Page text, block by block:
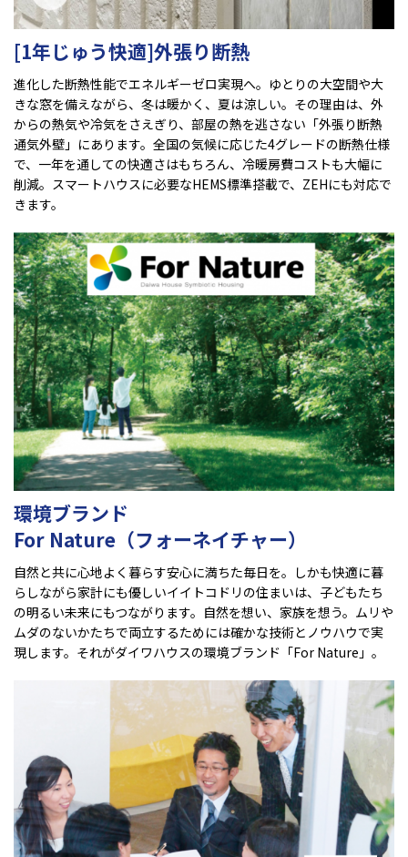
[1年じゅう快適]外張り断熱
進化した断熱性能でエネルギーゼロ実現へ。ゆとりの大空間や大
きな窓を備えながら、冬は暖かく、夏は涼しい。その理由は、外
からの熱気や冷気をさえぎり、部屋の熱を逃さない「外張り断熱
通気外壁」にあります。全国の気候に応じた4グレードの断熱仕様
で、一年を通しての快適さはもちろん、冷暖房費コストも大幅に
削減。スマートハウスに必要なHEMS標準搭載で、ZEHにも対応で
きます。
環境ブランド
For Nature（フォーネイチャー）
自然と共に心地よく暮らす安心に満ちた毎日を。しかも快適に暮
らしながら家計にも優しいイイトコドリの住まいは、子どもたち
の明るい未来にもつながります。自然を想い、家族を想う。ムリや
ムダのないかたちで両立するためには確かな技術とノウハウで実
現します。それがダイワハウスの環境ブランド「For Nature」。